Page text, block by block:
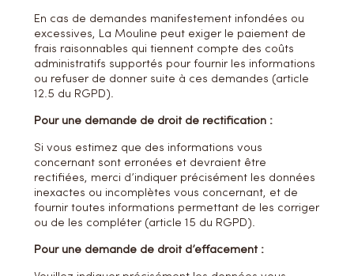
En cas de demandes manifestement infondées ou
excessives, La Mouline peut exiger le paiement de
frais raisonnables qui tiennent compte des coûts
administratifs supportés pour fournir les informations
ou refuser de donner suite à ces demandes (article
12.5 du RGPD).
Pour une demande de droit de rectification :
Si vous estimez que des informations vous
concernant sont erronées et devraient être
rectifiées, merci d’indiquer précisément les données
inexactes ou incomplètes vous concernant, et de
fournir toutes informations permettant de les corriger
ou de les compléter (article 15 du RGPD).
Pour une demande de droit d’effacement :